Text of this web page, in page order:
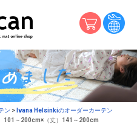
ン
Ivana Helsinkiのオーダーカーテン
101～200cm×（丈）141～200cm